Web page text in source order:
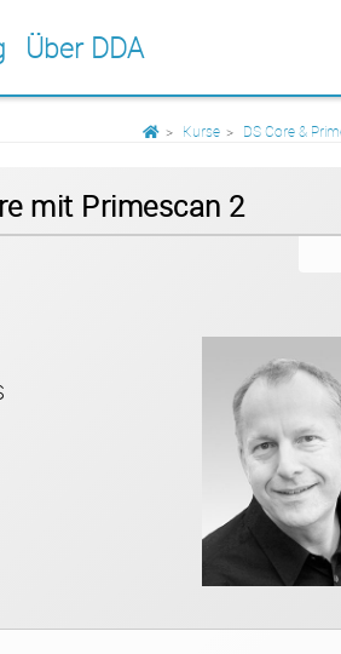
Über DDA
Kurse DS Core &
mit Primescan 2